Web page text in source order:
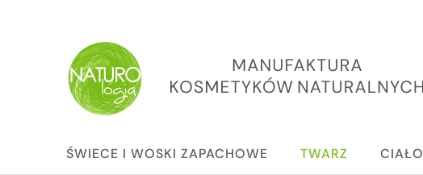
ŚWIECE I WOSKI ZAPACHOWE TWARZ CIAŁO